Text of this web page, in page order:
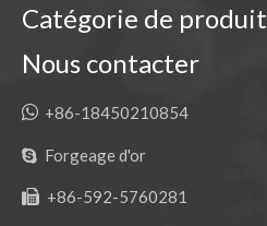
Catégorie de produit
Nous contacter
 +86-18450210854
 Forgeage d'or
 +86-592-5760281